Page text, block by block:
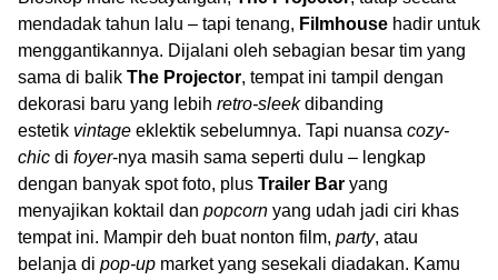
mendadak tahun lalu – tapi tenang, Filmhouse hadir untuk
menggantikannya. Dijalani oleh sebagian besar tim yang
sama di balik The Projector, tempat ini tampil dengan
dekorasi baru yang lebih retro-sleekdibanding
estetik vintage eklektik sebelumnya. Tapi nuansa cozy-
chic di foyer-nya masih sama seperti dulu – lengkap
dengan banyak spot foto, plus Trailer Bar yang
menyajikan koktail dan popcorn yang udah jadi ciri khas
tempat ini. Mampir deh buat nonton film, party, atau
belanja di pop-up market yang sesekali diadakan. Kamu